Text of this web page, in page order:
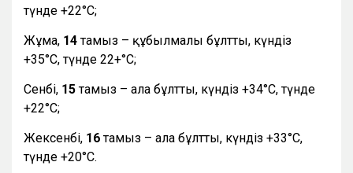
түнде +22°С;
Жұма, 14тамыз – құбылмалы бұлтты, күндіз
+35°С, түнде 22+°С;
Сенбі, 15тамыз – ала бұлтты, күндіз +34°С, түнде
+22°С;
Жексенбі, 16тамыз – ала бұлтты, күндіз +33°С,
түнде +20°С.